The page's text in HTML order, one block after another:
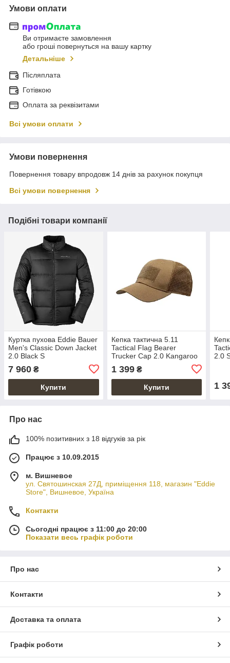
Умови оплати
Ви отримаєте замовлення
або гроші повернуться на вашу картку
Детальніше
Післяплата
Готівкою
Оплата за реквізитами
Всі умови оплати
Умови повернення
Повернення товару впродовж 14 днів за рахунок покупця
Всі умови повернення
Подібні товари компанії
Куртка пухова Eddie Bauer
Men's Classic Down Jacket
2.0 Black S
7 960 ₴
Купити
Кепка тактична 5.11
Tactical Flag Bearer
Trucker Cap 2.0 Kangaroo
1 399₴
Купити
2.0
1
Про нас
100% позитивних з 18 відгуків за рік
Працює з 10.09.2015
м. Вишневое
ул. Святошинская 27Д, приміщення 118, магазин "Eddie
Store", Вишневое, Україна
Контакти
Сьогодні працює з 11:00 до 20:00
Показати весь графік роботи
Про нас
Контакти
Доставка та оплата
Графік роботи